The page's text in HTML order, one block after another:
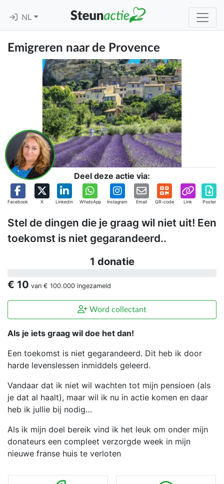
NL
Emigreren naar de Provence
Deel deze actie via:
Facebook X Linkedin WhatsApp Instagram Email QR-code Link Poster
Stel de dingen die je graag wil niet uit! Een
toekomst is niet gegarandeerd..
1 donatie
€ 10 van € 100.000 ingezameld
Word collectant
Als je iets graag wil doe het dan!
Een toekomst is niet gegarandeerd. Dit heb ik door
harde levenslessen inmiddels geleerd.
Vandaar dat ik niet wil wachten tot mijn pensioen (als
je dat al haalt), maar wil ik nu in actie komen en daar
heb ik jullie bij nodig…
Als ik mijn doel bereik vind ik het leuk om onder mijn
donateurs een compleet verzorgde week in mijn
nieuwe franse huis te verloten